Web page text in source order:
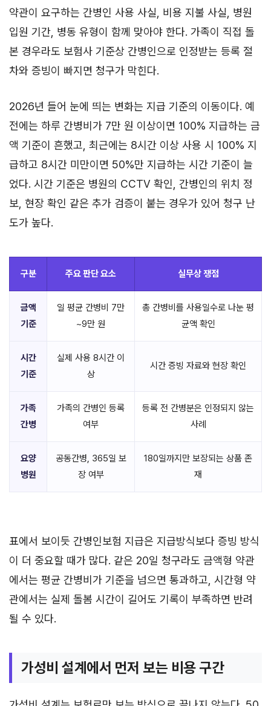
약관이 요구하는 간병인 사용 사실, 비용 지불 사실, 병원
입원 기간, 병동 유형이 함께 맞아야 한다. 가족이 직접 돌
본 경우라도 보험사 기준상 간병인으로 인정받는 등록 절
차와 증빙이 빠지면 청구가 막힌다.
2026년 들어 눈에 띄는 변화는 지급 기준의 이동이다. 예
전에는 하루 간병비가 7만 원 이상이면 100% 지급하는 금
액 기준이 흔했고, 최근에는 8시간 이상 사용 시 100% 지
급하고 8시간 미만이면 50%만 지급하는 시간 기준이 늘
었다. 시간 기준은 병원의 CCTV 확인, 간병인의 위치 정
보, 현장 확인 같은 추가 검증이 붙는 경우가 있어 청구 난
도가 높다.
구분 주요 판단 요소 실무상 쟁점
금액
기준
일 평균 간병비 7만
~9만 원
총 간병비를 사용일수로 나눈 평
균액 확인
시간
기준
실제 사용 8시간 이
상
시간 증빙 자료와 현장 확인
가족
간병
가족의 간병인 등록
여부
등록 전 간병분은 인정되지 않는
사례
요양
병원
공동간병, 365일 보
장 여부
180일까지만 보장되는 상품 존
재
표에서 보이듯 간병인보험 지급은 지급방식보다 증빙 방식
이 더 중요할 때가 많다. 같은 20일 청구라도 금액형 약관
에서는 평균 간병비가 기준을 넘으면 통과하고, 시간형 약
관에서는 실제 돌봄 시간이 길어도 기록이 부족하면 반려
될 수 있다.
가성비 설계에서 먼저 보는 비용 구간